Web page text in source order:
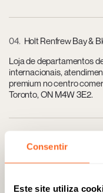
Consentir
Este site utiliza
04 Holt Renfrew Bay &
Loja de departamentos
internacionais,
premium no centro
Toronto, ON M4W 3E2.
Four Seasons Hotel
Alojamento de categoria
exigentes. 60 Yorkville